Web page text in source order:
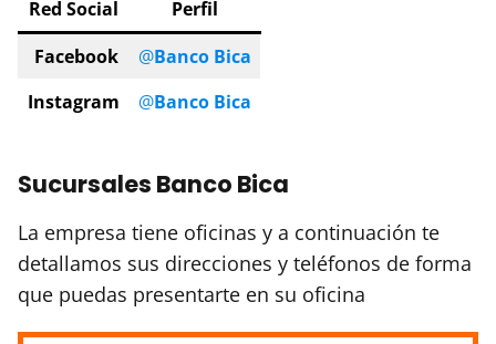
Red Social
Perfil
Facebook
@Banco Bica
Instagram
@Banco Bica
Sucursales Banco Bica
La empresa tiene oficinas y a continuación te
detallamos sus direcciones y teléfonos de forma
que puedas presentarte en su oficina